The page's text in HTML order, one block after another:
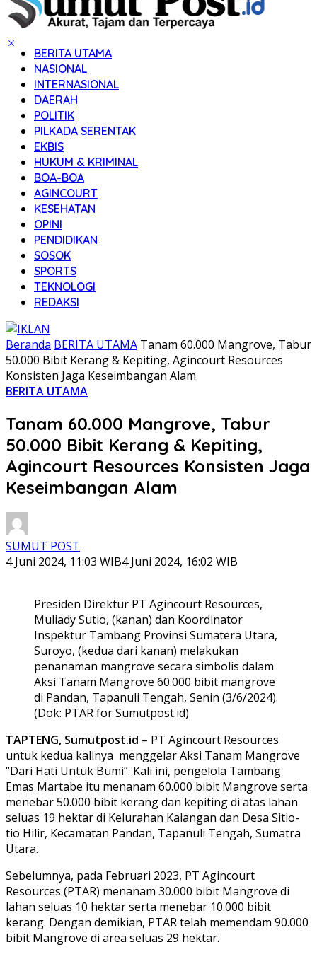
BERITA UTAMA
NASIONAL
INTERNASIONAL
DAERAH
POLITIK
PILKADA SERENTAK
EKBIS
HUKUM & KRIMINAL
BOA-BOA
AGINCOURT
KESEHATAN
OPINI
PENDIDIKAN
SOSOK
SPORTS
TEKNOLOGI
REDAKSI
Beranda BERITA UTAMA Tanam 60.000 Mangrove, Tabur
50.000 Bibit Kerang & Kepiting, Agincourt Resources
Konsisten Jaga Keseimbangan Alam
BERITA UTAMA
Tanam 60.000 Mangrove, Tabur
50.000 Bibit Kerang & Kepiting,
Agincourt Resources Konsisten Jaga
Keseimbangan Alam
SUMUT POST
4 Juni 2024, 11:03 WIB4 Juni 2024, 16:02 WIB
Presiden Direktur PT Agincourt Resources,
Muliady Sutio, (kanan) dan Koordinator
Inspektur Tambang Provinsi Sumatera Utara,
Suroyo, (kedua dari kanan) melakukan
penanaman mangrove secara simbolis dalam
Aksi Tanam Mangrove 60.000 bibit mangrove
di Pandan, Tapanuli Tengah, Senin (3/6/2024).
(Dok: PTAR for Sumutpost.id)
TAPTENG, Sumutpost.id – PT Agincourt Resources
untuk kedua kalinya menggelar Aksi Tanam Mangrove
“Dari Hati Untuk Bumi”. Kali ini, pengelola Tambang
Emas Martabe itu menanam 60.000 bibit Mangrove serta
menebar 50.000 bibit kerang dan kepiting di atas lahan
seluas 19 hektar di Kelurahan Kalangan dan Desa Sitio-
tio Hilir, Kecamatan Pandan, Tapanuli Tengah, Sumatra
Utara.
Sebelumnya, pada Februari 2023, PT Agincourt
Resources (PTAR) menanam 30.000 bibit Mangrove di
lahan seluas 10 hektar serta menebar 10.000 bibit
kerang. Dengan demikian, PTAR telah memendam 90.000
bibit Mangrove di area seluas 29 hektar.